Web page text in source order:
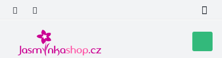
obsah
košík